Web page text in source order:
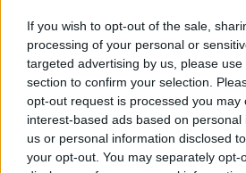
If you wish to opt-out of the sale,
processing of your personal or
targeted advertising by us, please
section to confirm your selection.
opt-out request is processed you may
interest-based ads based on
us or personal information disclosed
your opt-out. You may separately opt-